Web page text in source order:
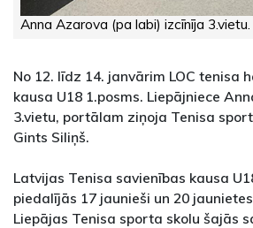
Anna Azarova (pa labi) izcīnīja
No 12. līdz 14. janvārim LOC tenisa
kausa U18 1.posms. Liepājniece
3.vietu, portālam ziņoja Tenisa
Gints Siliņš.
Latvijas Tenisa savienības kausa
piedalījās 17 jaunieši un 20
Liepājas Tenisa sporta skolu šajās